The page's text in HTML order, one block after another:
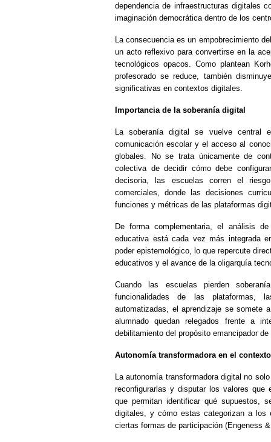
dependencia de infraestructuras digitales
imaginación democrática dentro de los
La consecuencia es un empobrecimiento
un acto reflexivo para convertirse en la
tecnológicos opacos. Como plantean
profesorado se reduce, también
significativas en contextos digitales.
Importancia de la soberanía digital
La soberanía digital se vuelve
comunicación escolar y el acceso al
globales. No se trata únicamente de
colectiva de decidir cómo debe
decisoria, las escuelas corren el
comerciales, donde las decisiones
funciones y métricas de las plataformas
De forma complementaria, el análisis
educativa está cada vez más integrada
poder epistemológico, lo que repercute
educativos y el avance de la oligarquía
Cuando las escuelas pierden
funcionalidades de las plataformas,
automatizadas, el aprendizaje se somete
alumnado quedan relegados frente a
debilitamiento del propósito emancipador
Autonomía transformadora en el
La autonomía transformadora digital no
reconfigurarlas y disputar los valores que
que permitan identificar qué supuestos,
digitales, y cómo estas categorizan a los
ciertas formas de participación (Engeness